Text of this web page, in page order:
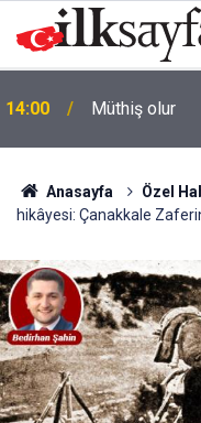
13:37
buluşmaya
Anasayfa Özel
hikâyesi: Çanakkale